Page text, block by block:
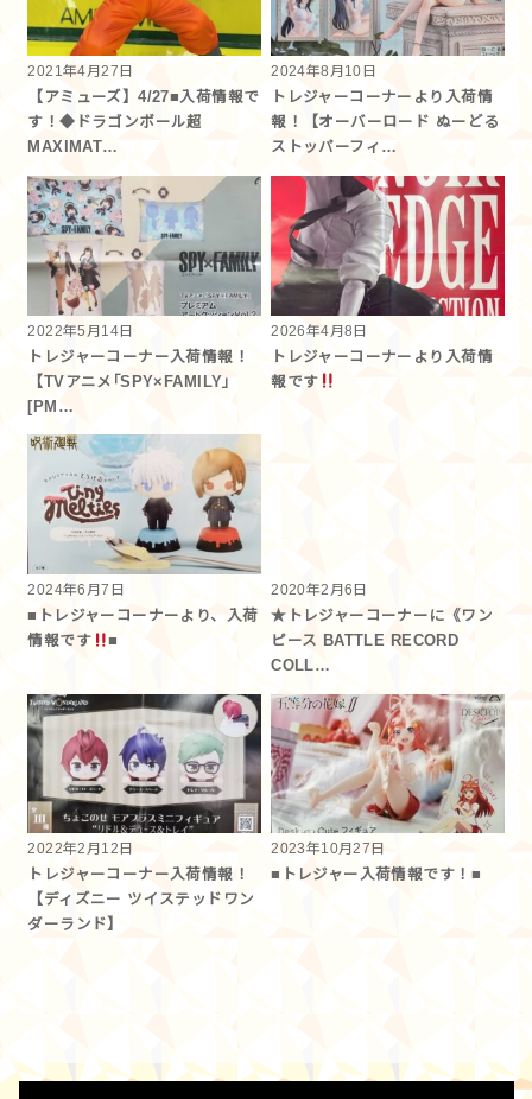
2021年4月27日
【アミューズ】4/27■入荷情報で
す！◆ドラゴンボール超
MAXIMAT…
2024年8月10日
トレジャーコーナーより入荷情
報！【オーバーロード ぬーどる
ストッパーフィ…
2022年5月14日
トレジャーコーナー入荷情報！
【TVアニメ｢SPY×FAMILY｣
[PM…
2026年4月8日
トレジャーコーナーより入荷情
報です︎
2024年6月7日
■トレジャーコーナーより、入荷
情報です
■
2020年2月6日
★トレジャーコーナーに《ワン
ピース BATTLE RECORD
COLL…
2022年2月12日
トレジャーコーナー入荷情報！
【ディズニー ツイステッドワン
ダーランド】
2023年10月27日
■トレジャー入荷情報です！■